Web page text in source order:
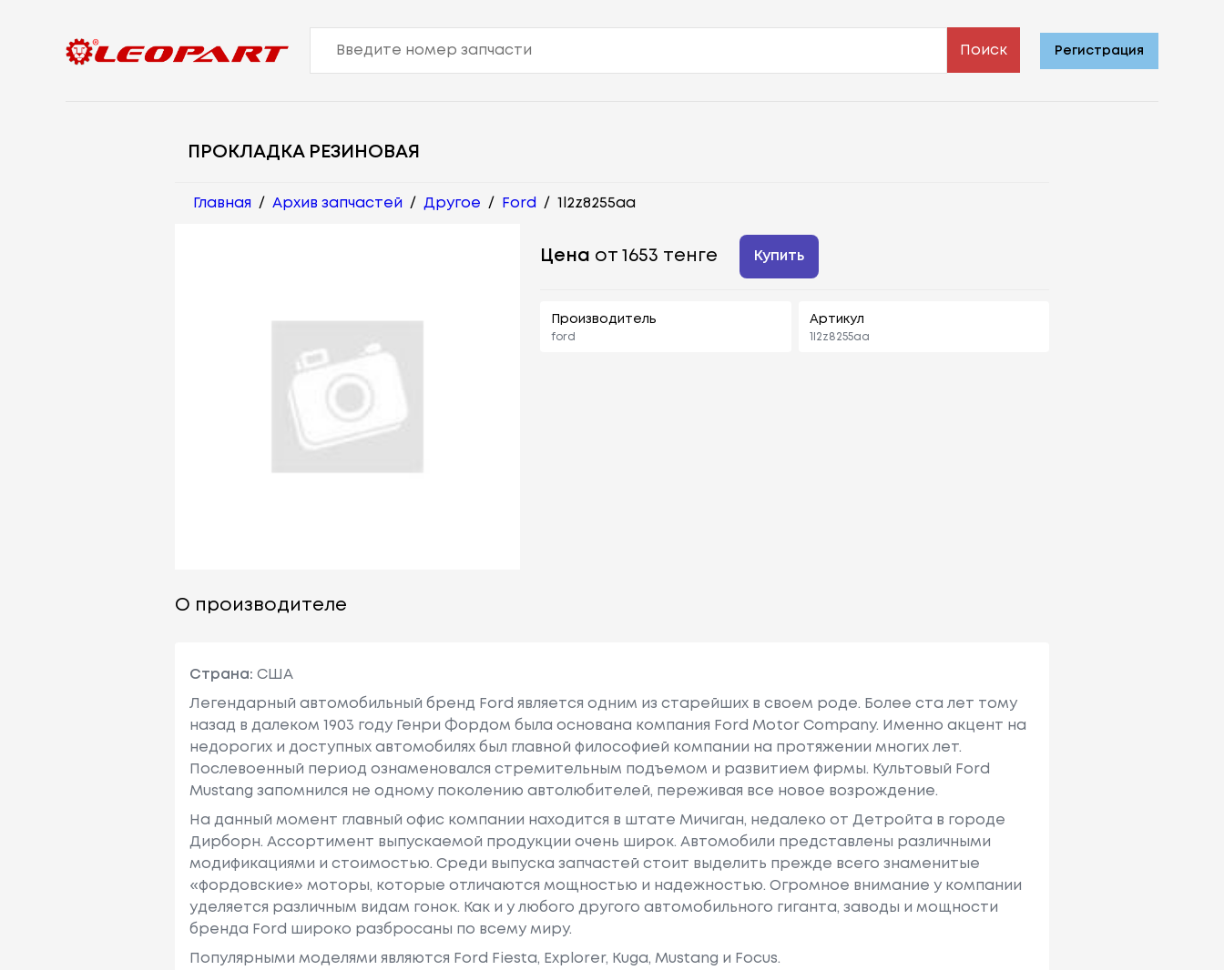
Поиск Регистрация
ПРОКЛАДКА РЕЗИНОВАЯ
Главная / Архив запчастей / Другое / Ford / 1l2z8255aa
Цена от 1653 тенге Купить
Производитель
ford
Артикул
1l2z8255aa
О производителе
Страна: США
Легендарный автомобильный бренд Ford является одним из старейших в своем роде. Более ста лет тому
назад в далеком 1903 году Генри Фордом была основана компания Ford Motor Company. Именно акцент на
недорогих и доступных автомобилях был главной философией компании на протяжении многих лет.
Послевоенный период ознаменовался стремительным подъемом и развитием фирмы. Культовый Ford
Mustang запомнился не одному поколению автолюбителей, переживая все новое возрождение.
На данный момент главный офис компании находится в штате Мичиган, недалеко от Детройта в городе
Дирборн. Ассортимент выпускаемой продукции очень широк. Автомобили представлены различными
модификациями и стоимостью. Среди выпуска запчастей стоит выделить прежде всего знаменитые
«фордовские» моторы, которые отличаются мощностью и надежностью. Огромное внимание у компании
уделяется различным видам гонок. Как и у любого другого автомобильного гиганта, заводы и мощности
бренда Ford широко разбросаны по всему миру.
Популярными моделями являются Ford Fiesta, Explorer, Kuga, Mustang и Focus.